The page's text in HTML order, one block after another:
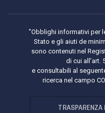
"Obblighi informativi per
Stato e gli aiuti de
sono contenuti nel
di cui all’art.
e consultabili al
ricerca nel campo
TRASPARENZA